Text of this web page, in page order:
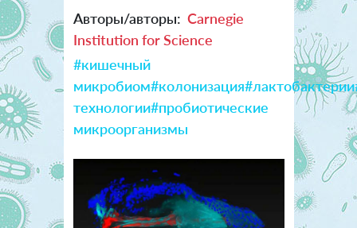
Авторы/авторы: Carnegie
Institution for Science
#кишечный
микробиом#колонизация#лактобактерии
технологии#пробиотические
микроорганизмы